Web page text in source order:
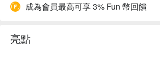
成為會員最高可享 3% Fun 幣回饋
亮點